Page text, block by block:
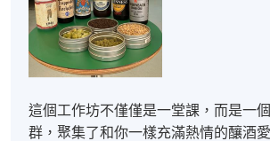
這個工作坊不僅僅是一堂課，而是一
群，聚集了和你一樣充滿熱情的釀酒